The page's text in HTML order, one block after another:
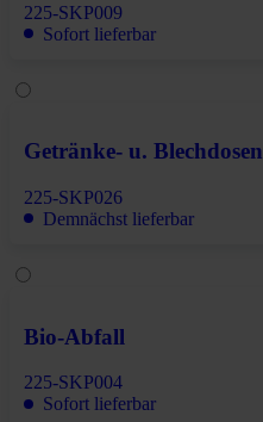
225-SKP009
Sofort lieferbar
Getränke- u. Blechdosen
225-SKP026
Demnächst lieferbar
Bio-Abfall
225-SKP004
Sofort lieferbar